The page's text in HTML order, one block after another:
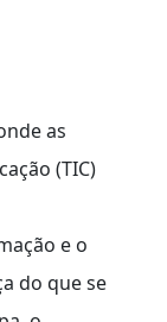
as
(TIC)
e o
do que se